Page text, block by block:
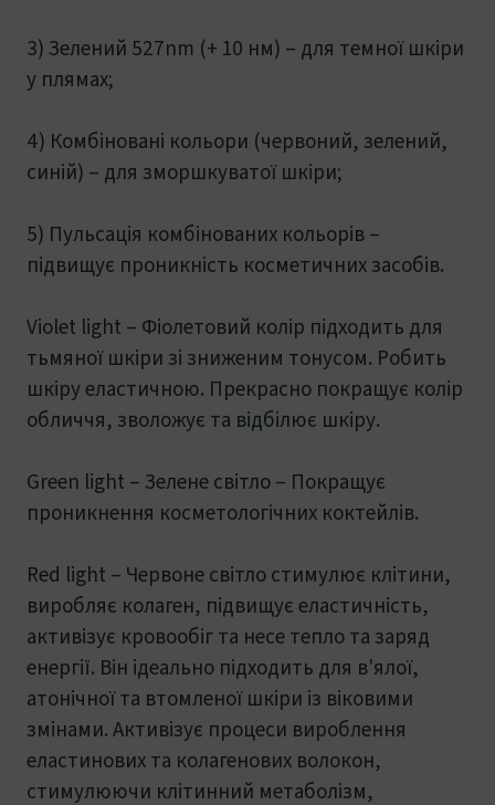
3) Зелений 527nm (+ 10 нм) – для темної шкіри
у плямах;
4) Комбіновані кольори (червоний, зелений,
синій) – для зморшкуватої шкіри;
5) Пульсація комбінованих кольорів –
підвищує проникність косметичних засобів.
Violet light – Фіолетовий колір підходить для
тьмяної шкіри зі зниженим тонусом. Робить
шкіру еластичною. Прекрасно покращує колір
обличчя, зволожує та відбілює шкіру.
Green light – Зелене світло – Покращує
проникнення косметологічних коктейлів.
Red light – Червоне світло стимулює клітини,
виробляє колаген, підвищує еластичність,
активізує кровообіг та несе тепло та заряд
енергії. Він ідеально підходить для в'ялої,
атонічної та втомленої шкіри із віковими
змінами. Активізує процеси вироблення
еластинових та колагенових волокон,
стимулюючи клітинний метаболізм,